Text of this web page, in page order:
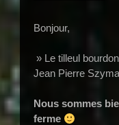
Bonjour,
» Le tilleul
Jean Pierre
Nous sommes
ferme